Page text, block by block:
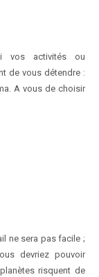
vos activités ou
de vous détendre :
A vous de choisir
ne sera pas facile ;
devriez pouvoir
risquent de